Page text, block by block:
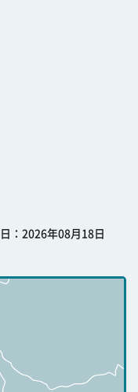
：2026年08月18日